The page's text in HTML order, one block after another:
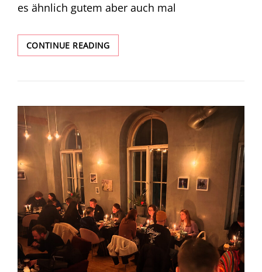
es ähnlich gutem aber auch mal
CONTINUE READINGAKTUELLE
SPEISEKARTE